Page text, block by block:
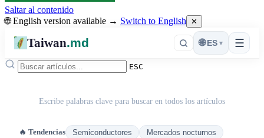
Saltar al contenido
🌐 English version available → Switch to English ✕
Taiwan.md ☰
🌐 ES ▾
ESC
Escribe palabras clave para buscar en todos los artículos
🔥 Tendencias Semiconductores
Mercados nocturnos